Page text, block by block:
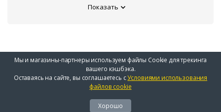
Также сдавайте ее в химчистку. Специалисты тщательно
химчистку в перхлорэтилене, химчистку в углеводородном
растворителе, химчистку в жидком силиконе, химчистку в
растворителе, также возможна биочистка меха. Здесь же
можно качественно почистить обувь, в том числе кожаные
ботинки. Вы можете самостоятельно отвезти и забрать
вещи из чистки, а можете заказать доставку на дом или в
офис. Также есть возможность экспресс-химчистки. Для
Показать
Мы и магазины-партнеры используем файлы Cookie для трекинга
вашего кэшбэка.
Оставаясь на сайте, вы соглашаетесь сУсловиями использования
файлов cookie
Хорошо